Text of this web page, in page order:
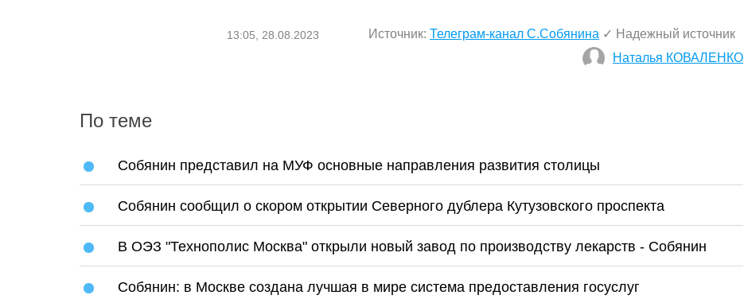
13:05, 28.08.2023 Источник: Телеграм-канал С.Собянина ✓ Надежный источник
Наталья КОВАЛЕНКО
По теме
Собянин представил на МУФ основные направления развития столицы
Собянин сообщил о скором открытии Северного дублера Кутузовского проспекта
В ОЭЗ "Технополис Москва" открыли новый завод по производству лекарств - Собянин
Собянин: в Москве создана лучшая в мире система предоставления госуслуг